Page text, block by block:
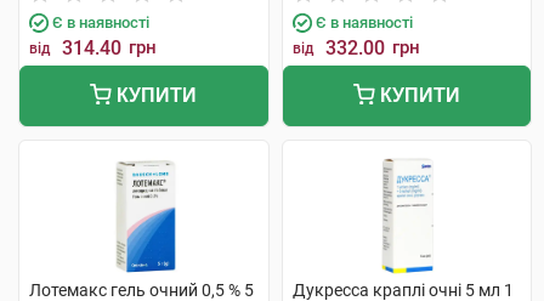
Є в наявності
від 314.40 грн
КУПИТИ
Є в наявності
від 332.00 грн
КУПИТИ
Лотемакс гель очний 0,5 % 5
Дукресса краплі очні 5 мл 1